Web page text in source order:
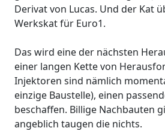
Derivat von Lucas. Und der Kat
Werkskat für Euro1.
Das wird eine der nächsten
einer langen Kette von
Injektoren sind nämlich
einzige Baustelle), einen
beschaffen. Billige Nachbauten
angeblich taugen die nichts.